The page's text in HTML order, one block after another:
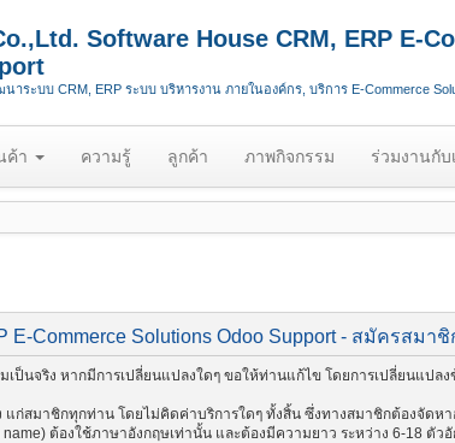
Software House CRM, ERP E-
าระบบ CRM, ERP ระบบ บริหารงาน ภายในองค์กร, บริการ E-Commerce
ค้า ความรู้ ลูกค้า ภาพกิจกรรม ร่วมงานกับ
E-Commerce Solutions Odoo Support - สมัครสมาชิ
ป็นจริง หากมีการเปลี่ยนแปลงใดๆ ขอให้ท่านแก้ไข โดยการเปลี่ยนแปล
แก่สมาชิกทุกท่าน โดยไม่คิดค่าบริการใดๆ ทั้งสิ้น ซึ่งทางสมาชิกต้องจัด
ต้องใช้ภาษาอังกฤษเท่านั้น และต้องมีความยาว ระหว่าง 6-18 ตัว